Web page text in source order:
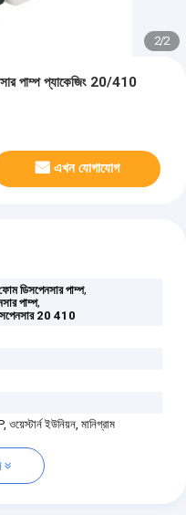
2/2
পাম্প প্যাকেজিং 20/410
এখন যোগাযোগ
ডিসপেনসার পাম্প,
পাম্প,
20 410
ইউনিয়ন, মানিগ্রাম